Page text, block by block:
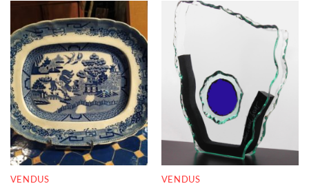
RUPTURE DE STOCK
VENDUS
RUPTURE DE STOCK
VENDUS